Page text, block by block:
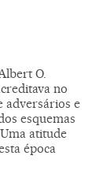
O.
no
adversários e
esquemas
atitude
época